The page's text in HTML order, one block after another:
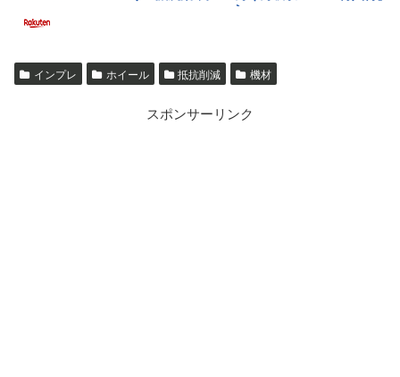
インプレ ホイール 抵抗削減 機材
スポンサーリンク